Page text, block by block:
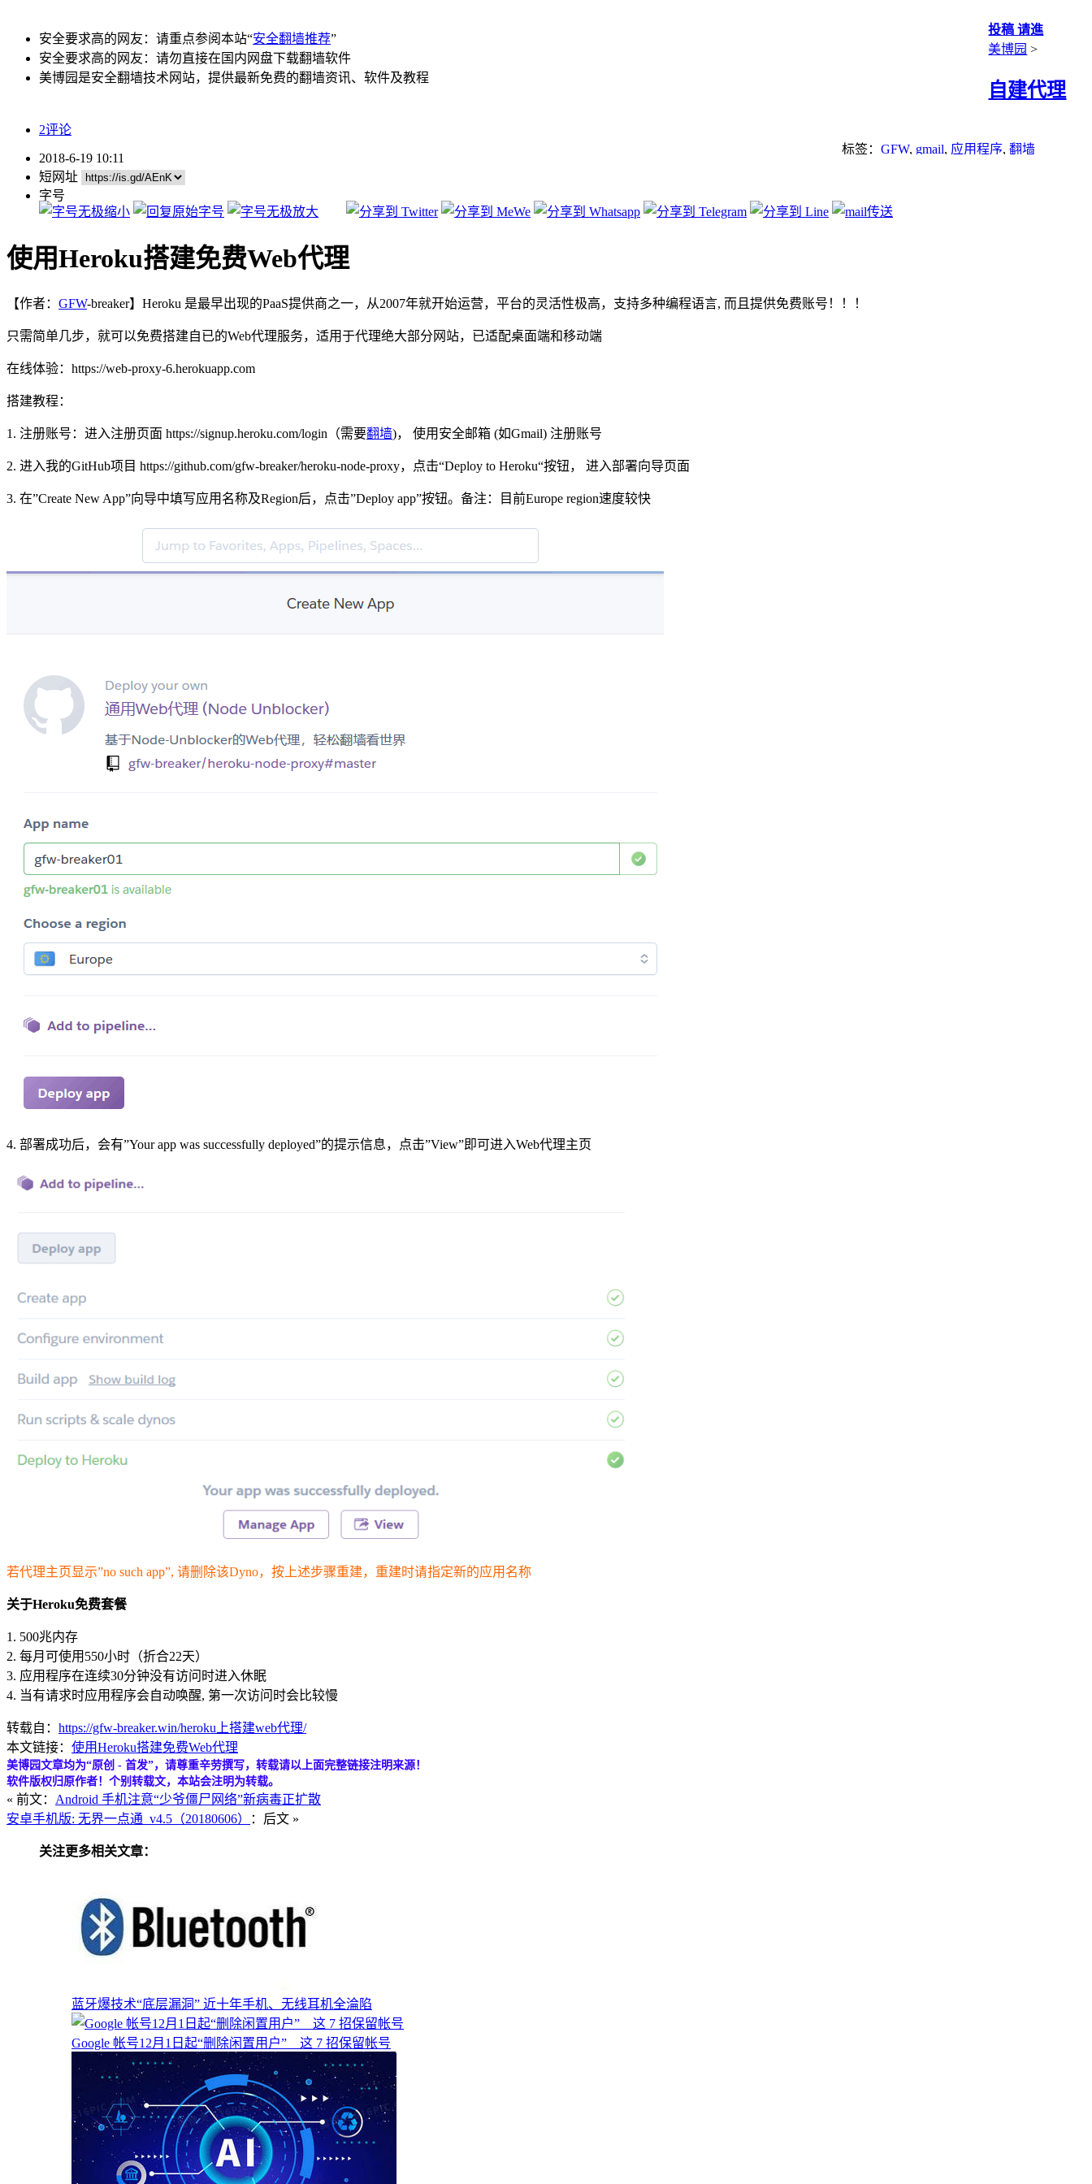
安全要求高的网友：请重点参阅本站“安全翻墙推荐”
安全要求高的网友：请勿直接在国内网盘下载翻墙软件
美博园是安全翻墙技术网站，提供最新免费的翻墙资讯、软件及教程
投稿 请進
美博园 >
自建代理
2评论
标签： GFW, gmail, 应用程序, 翻墙
2018-6-19 10:11
短网址
字号
使用Heroku搭建免费Web代理
【作者： GFW-breaker】Heroku 是最早出现的PaaS提供商之一，从2007年就开始运营，平台的灵活性极高，支持多种编程语言, 而且提供免费账号！！！
只需简单几步，就可以免费搭建自已的Web代理服务，适用于代理绝大部分网站，已适配桌面端和移动端
在线体验：https://web-proxy-6.herokuapp.com
搭建教程：
1. 注册账号：进入注册页面 https://signup.heroku.com/login（需要翻墙)， 使用安全邮箱 (如Gmail) 注册账号
2. 进入我的GitHub项目 https://github.com/gfw-breaker/heroku-node-proxy，点击“Deploy to Heroku“按钮， 进入部署向导页面
3. 在”Create New App”向导中填写应用名称及Region后，点击”Deploy app”按钮。备注：目前Europe region速度较快
4. 部署成功后，会有”Your app was successfully deployed”的提示信息，点击”View”即可进入Web代理主页
若代理主页显示”no such app”, 请删除该Dyno，按上述步骤重建，重建时请指定新的应用名称
关于Heroku免费套餐
1. 500兆内存
2. 每月可使用550小时（折合22天）
3. 应用程序在连续30分钟没有访问时进入休眠
4. 当有请求时应用程序会自动唤醒, 第一次访问时会比较慢
转载自： https://gfw-breaker.win/heroku上搭建web代理/
本文链接： 使用Heroku搭建免费Web代理
美博园文章均为“原创 - 首发”，请尊重辛劳撰写，转载请以上面完整链接注明来源！
软件版权归原作者！个别转载文，本站会注明为转载。
« 前文： Android 手机注意“少爷僵尸网络”新病毒正扩散
安卓手机版: 无界一点通_v4.5（20180606）
：后文 »
关注更多相关文章：
蓝牙爆技术“底层漏洞” 近十年手机、无线耳机全淪陷
Google 帐号12月1日起“删除闲置用户” 这 7 招保留帐号